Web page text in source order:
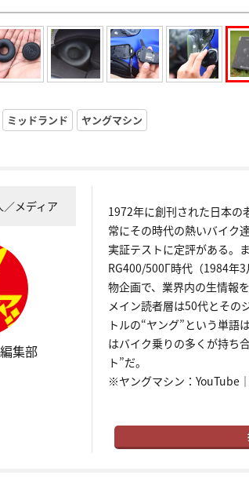
ミッドランド ヤングマシン
メディア
集部
1972年に創刊された日本の
常にその時代の熱いバイク
実証テストに定評がある。
RG400/500Γ時代（1984年
物企画で、業界内の生情報
メイン読者層は50代とその
トルの“ヤング”という単語
はバイク乗りの多くが持ち
ト”だ。
※ヤングマシン： YouTube｜